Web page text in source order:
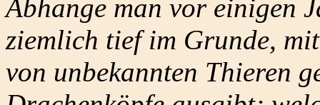
Abhange man vor einigen
ziemlich tief im Grunde,
von unbekannten Thieren